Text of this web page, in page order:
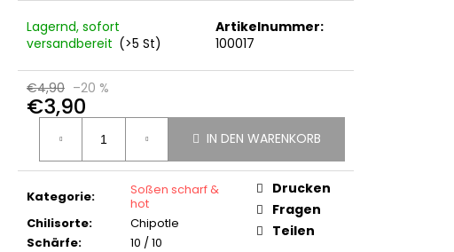
Lagernd, sofort
versandbereit (>5 St)
Artikelnummer:
100017
€4,90 –20 %
€3,90
Verkaufspreis:
IN DEN WARENKORB
Kategorie:
Soßen scharf &
hot
Chilisorte:
Chipotle
Schärfe:
10 / 10
Drucken
Fragen
Teilen
€5,50